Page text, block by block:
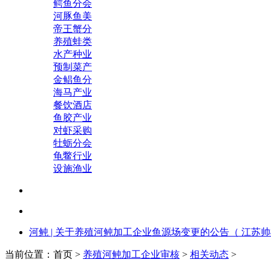
鳄鱼分会
河豚鱼美
帝王蟹分
养殖蛙类
水产种业
预制菜产
金鲳鱼分
海马产业
餐饮酒店
鱼胶产业
对虾采购
牡蛎分会
龟鳖行业
设施渔业
河鲀 | 关于养殖河鲀加工企业鱼源场变更的公告（ 江苏
当前位置：首页 > 养殖河鲀加工企业审核 > 相关动态 >